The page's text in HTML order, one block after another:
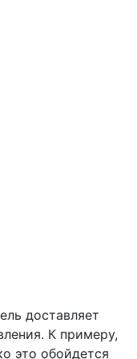
доставляет
К примеру,
это обойдется